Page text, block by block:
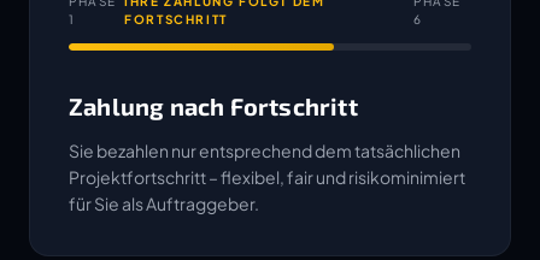
1
FORTSCHRITT
6
Zahlung nach Fortschritt
Sie bezahlen nur entsprechend dem tatsächlichen
Projektfortschritt – flexibel, fair und risikominimiert
für Sie als Auftraggeber.